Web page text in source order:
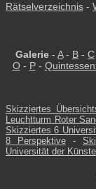
Rätselverzeichnis -
Galerie - A- B - C
O- P-
Skizziertes
Leuchtturm Roter
Skizziertes 6
8 Perspektive-
Universität der